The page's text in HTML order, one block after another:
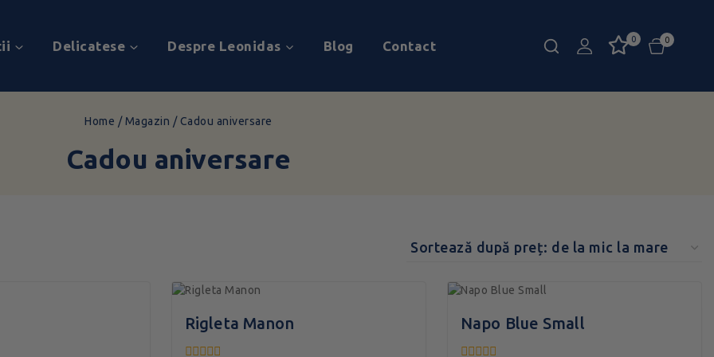
Delicatese Despre Leonidas Blog Contact 0 0
Home / Magazin / Cadou aniversare
Cadou aniversare
Rigleta Manon Napo Blue Small